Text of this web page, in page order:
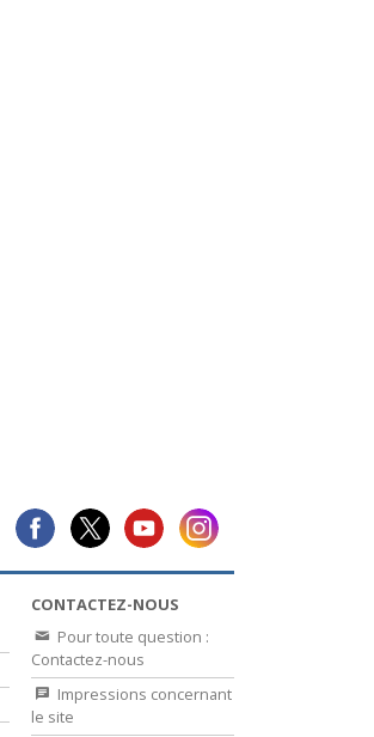
CONTACTEZ-NOUS
Pour toute question :
Contactez-nous
Impressions concernant
le site